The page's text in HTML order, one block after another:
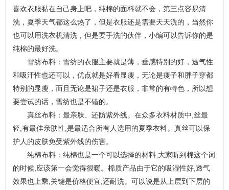
喜欢衣服黏在自己身上吧，纯棉的面料就不会，第三点容易清
洗，夏季天气都这么热了，但是衣服还是需要天天洗的，当然你
也可以用洗衣机清洗，但是要手洗的伙伴，小编可以告诉你的是
纯棉的最好洗。
雪纺布料：雪纺的衣服主要就是薄，垂感特别的好，透气性
和吸汗性也还可以，优点就是好看显瘦，无论是瘦子和胖子穿都
特别的显瘦，而且无论是裙子还是衣服，非常的有特色，所以想
要尝试的话，雪纺也是不错的。
真丝布料：最亲肤、还防紫外线。在众多衣料材质中,丝最
轻,有最佳亲肤性,是最适合所有人选用的夏季衣料。真丝可以保
护人的皮肤免受紫外线的伤害。
纯棉布料：纯棉也是一个可以选择的材料,大家听到棉这个词
的时候,应该第一会觉得很暖。棉质产品由于它的吸湿性好,透气
效果也上乘,关键是价格便宜,还耐洗。可以说是从上层到下层的